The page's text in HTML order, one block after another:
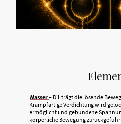
Wasser– Dill trägt die lösende
Krampfartige Verdichtung wird
ermöglicht und gebundene
körperliche Bewegung